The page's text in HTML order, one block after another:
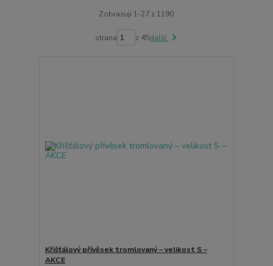
Zobrazuji 1-27 z 1190
strana z 45další
Křišťálový přívěsek tromlovaný – velikost S –
AKCE